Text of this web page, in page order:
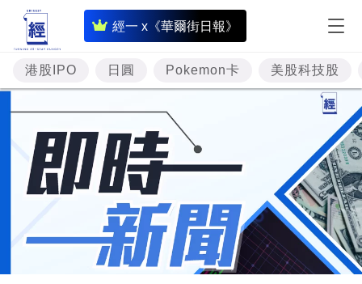
經一 x《華爾街日報》
即
時
財
經
專
題
投
資
樓
市
港股IPO 日圓 Pokemon卡 美股科技股